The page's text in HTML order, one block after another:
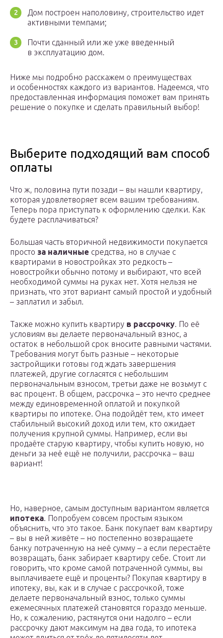
Дом построен наполовину, строительство идет
активными темпами;
Почти сданный или же уже введенный
в эксплуатацию дом.
Ниже мы подробно расскажем о преимуществах
и особенностях каждого из вариантов. Надеемся, что
предоставленная информация поможет вам принять
решение о покупке и сделать правильный выбор!
Выберите подходящий вам способ
оплаты
Что ж, половина пути позади – вы нашли квартиру,
которая удовлетворяет всем вашим требованиям.
Теперь пора приступать к оформлению сделки. Как
будете расплачиваться?
Большая часть вторичной недвижимости покупается
просто за наличные средства, но в случае с
квартирами в новостройках это редкость –
новостройки обычно потому и выбирают, что всей
необходимой суммы на руках нет. Хотя нельзя не
признать, что этот вариант самый простой и удобный
– заплатил и забыл.
Также можно купить квартиру в рассрочку. По её
условиям вы делаете первоначальный взнос, а
остаток в небольшой срок вносите равными частями.
Требования могут быть разные – некоторые
застройщики готовы год ждать завершения
платежей, другие согласятся с небольшим
первоначальным взносом, третьи даже не возьмут с
вас процент. В общем, рассрочка – это нечто среднее
между единовременной оплатой и покупкой
квартиры по ипотеке. Она подойдёт тем, кто имеет
стабильный высокий доход или тем, кто ожидает
получения крупной суммы. Например, если вы
продаёте старую квартиру, чтобы купить новую, но
деньги за неё ещё не получили, рассрочка – ваш
вариант!
Но, наверное, самым доступным вариантом является
ипотека. Попробуем совсем простым языком
объяснить, что это такое. Банк покупает вам квартиру
– вы в ней живёте – но постепенно возвращаете
банку потраченную на неё сумму – а если перестаёте
возвращать, банк забирает квартиру себе. Стоит ли
говорить, что кроме самой потраченной суммы, вы
выплачиваете ещё и проценты? Покупая квартиру в
ипотеку, вы, как и в случае с рассрочкой, тоже
делаете первоначальный взнос, только суммы
ежемесячных платежей становятся гораздо меньше.
Но, к сожалению, растянутся они надолго – если
рассрочку дают максимум на два года, то ипотека